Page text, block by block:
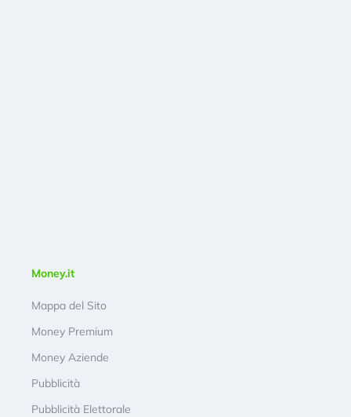
Money.it
Mappa del Sito
Money Premium
Money Aziende
Pubblicità
Pubblicità Elettorale